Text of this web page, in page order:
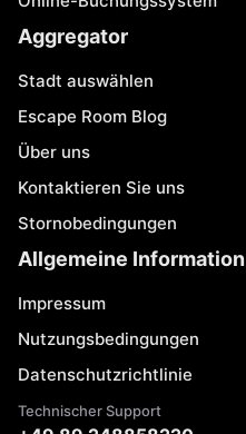
Aggregator
Stadt auswählen
Escape Room Blog
Über uns
Kontaktieren Sie uns
Stornobedingungen
Allgemeine Information
Impressum
Nutzungsbedingungen
Datenschutzrichtlinie
Technischer Support